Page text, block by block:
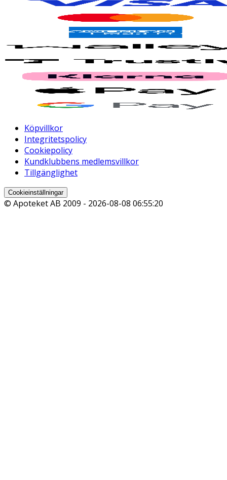
Köpvillkor
Integritetspolicy
Cookiepolicy
Kundklubbens medlemsvillkor
Tillgänglighet
Cookieinställningar
© Apoteket AB 2009 - 2026-08-08 06:55:20